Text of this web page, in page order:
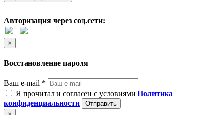
Авторизация через соц.сети:
×
Восстановление пароля
Ваш e-mail *
Я прочитал и согласен с условиями Политика
конфиденциальности
Отправить